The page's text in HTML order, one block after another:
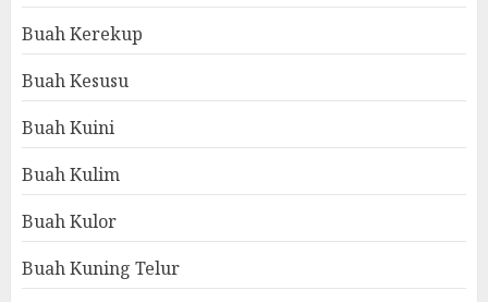
Buah Kerekup
Buah Kesusu
Buah Kuini
Buah Kulim
Buah Kulor
Buah Kuning Telur